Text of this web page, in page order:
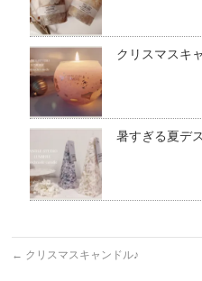
クリスマスキ
暑すぎる夏デ
← クリスマスキャンドル♪